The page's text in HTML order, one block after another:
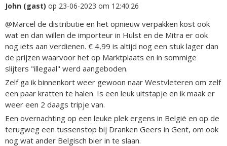
John (gast) op 23-06-2023 om 12:40:26
@Marcel de distributie en het opnieuw verpakken kost ook
wat en dan willen de importeur in Hulst en de Mitra er ook
nog iets aan verdienen. € 4,99 is altijd nog een stuk lager dan
de prijzen waarvoor het op Marktplaats en in sommige
slijters "illegaal" werd aangeboden.
Zelf ga ik binnenkort weer gewoon naar Westvleteren om zelf
een paar kratten te halen. Is een leuk uitstapje en ik maak er
weer een 2 daags tripje van.
Een overnachting op een leuke plek ergens in België en op de
terugweg een tussenstop bij Dranken Geers in Gent, om ook
nog wat ander Belgisch bier in te slaan.